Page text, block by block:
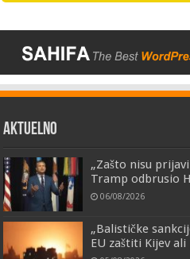
AKTUELNO
„Zašto nisu
Tramp odbrusio
06/08/2026
„Balističke
EU zaštiti Kijev